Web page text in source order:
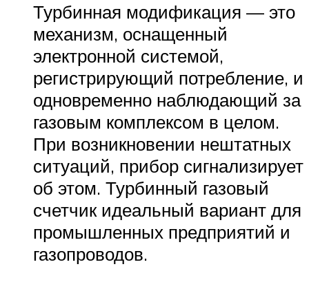
Турбинная модификация — это
механизм, оснащенный
электронной системой,
регистрирующий потребление, и
одновременно наблюдающий за
газовым комплексом в целом.
При возникновении нештатных
ситуаций, прибор сигнализирует
об этом. Турбинный газовый
счетчик идеальный вариант для
промышленных предприятий и
газопроводов.